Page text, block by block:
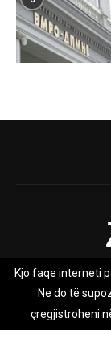
Rreth nesh
Zhurnal.mk është
Kjo faqe interneti
Ne do të
çregjistroheni